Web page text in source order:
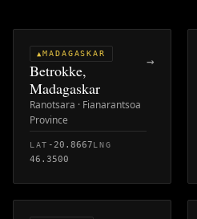
▲ MADAGASKAR
Betrokke,
Madagaskar
Ranotsara · Fianarantsoa
Province
LAT -20.8667LNG
46.3500
→